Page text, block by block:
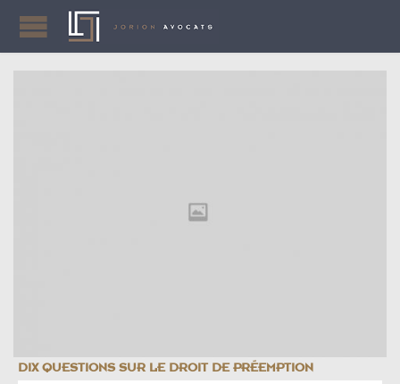
DIX QUESTIONS SUR LE DROIT DE PRÉEMPTION